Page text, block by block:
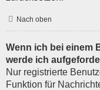
Nach oben
Wenn ich bei einem
werde ich
Nur registrierte
Funktion für